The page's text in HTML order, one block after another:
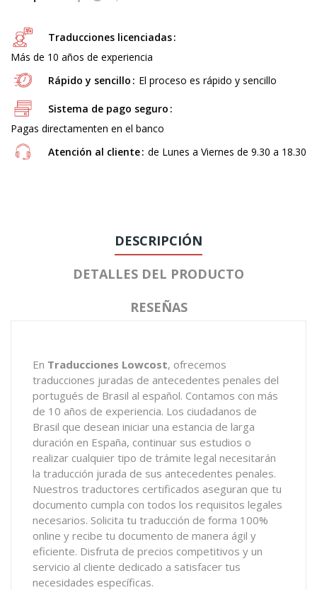
Traducciones licenciadas
Más de 10 años de experiencia
Rápido y sencillo
El proceso es rápido y sencillo
Sistema de pago seguro
Pagas directamenten en el banco
Atención al cliente de Lunes a Viernes de 9.30 a 18.30
DESCRIPCIÓN
DETALLES DEL PRODUCTO
RESEÑAS
En Traducciones Lowcost, ofrecemos
traducciones juradas de antecedentes penales del
portugués de Brasil al español. Contamos con más
de 10 años de experiencia. Los ciudadanos de
Brasil que desean iniciar una estancia de larga
duración en España, continuar sus estudios o
realizar cualquier tipo de trámite legal necesitarán
la traducción jurada de sus antecedentes penales.
Nuestros traductores certificados aseguran que tu
documento cumpla con todos los requisitos legales
necesarios. Solicita tu traducción de forma 100%
online y recibe tu documento de manera ágil y
eficiente. Disfruta de precios competitivos y un
servicio al cliente dedicado a satisfacer tus
necesidades específicas.